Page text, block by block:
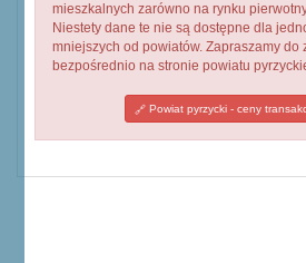
mieszkalnych zarówno na rynku
Niestety dane te nie są dostępne dla
mniejszych od powiatów. Zapraszamy do
bezpośrednio na stronie powiatu
Powiat pyrzycki - ceny